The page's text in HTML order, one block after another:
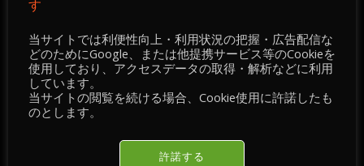
おすすめ記事
す
当サイトでは利便性向上・利用状況の把握・広告配信な
どのためにGoogle、または他提携サービス等のCookieを
使用しており、アクセスデータの取得・解析などに利用
しています。
当サイトの閲覧を続ける場合、Cookie使用に許諾したも
のとします。
許諾する